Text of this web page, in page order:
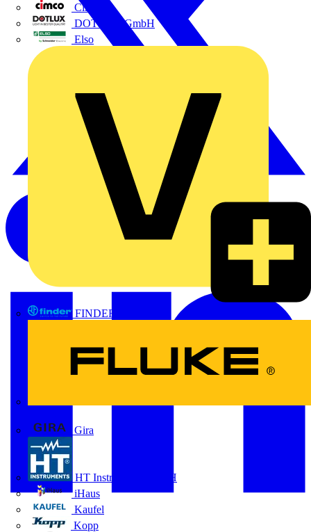
Cimco
DOTLUX GmbH
Elso
FINDER
Gira
HT Instruments GmbH
iHaus
Kaufel
Kopp